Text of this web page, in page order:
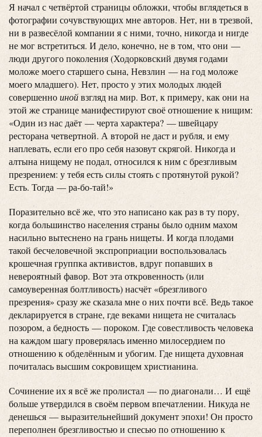
Я начал с четвёртой страницы обложки, чтобы вглядеться в
фотографии сочувствующих мне авторов. Нет, ни в трезвой,
ни в развесёлой компании я с ними, точно, никогда и нигде
не мог встретиться. И дело, конечно, не в том, что они —
люди другого поколения (Ходорковский двумя годами
моложе моего старшего сына, Невзлин — на год моложе
моего младшего). Нет, просто у этих молодых людей
совершенноинойвзгляд на мир. Вот, к примеру, как они на
этой же странице манифестируют своё отношение к нищим:
«Один из нас даёт — черта характера? — швейцару
ресторана четвертной. А второй не даст и рубля, и ему
наплевать, если его про себя назовут скрягой. Никогда и
алтына нищему не подал, относился к ним с брезгливым
презрением: у тебя есть силы стоять с протянутой рукой?
Есть. Тогда — ра-бо-тай!»
Поразительно всё же, что это написано как раз в ту пору,
когда большинство населения страны было одним махом
насильно вытеснено на грань нищеты. И когда плодами
такой бесчеловечной экспроприации воспользовалась
крошечная группка активистов, вдруг попавших в
невероятный фавор. Вот эта откровенность (или
самоуверенная болтливость) насчёт «брезгливого
презрения» сразу же сказала мне о них почти всё. Ведь такое
декларируется в стране, где веками нищета не считалась
позором, а бедность — пороком. Где совестливость человека
на каждом шагу проверялась именно милосердием по
отношению к обделённым и убогим. Где нищета духовная
почиталась высшим сокровищем христианина.
Сочинение их я всё же пролистал — по диагонали… И ещё
больше утвердился в своём первом впечатлении. Никуда не
денешься — выразительнейший документ эпохи! Он просто
переполнен брезгливостью и спесью по отношению к